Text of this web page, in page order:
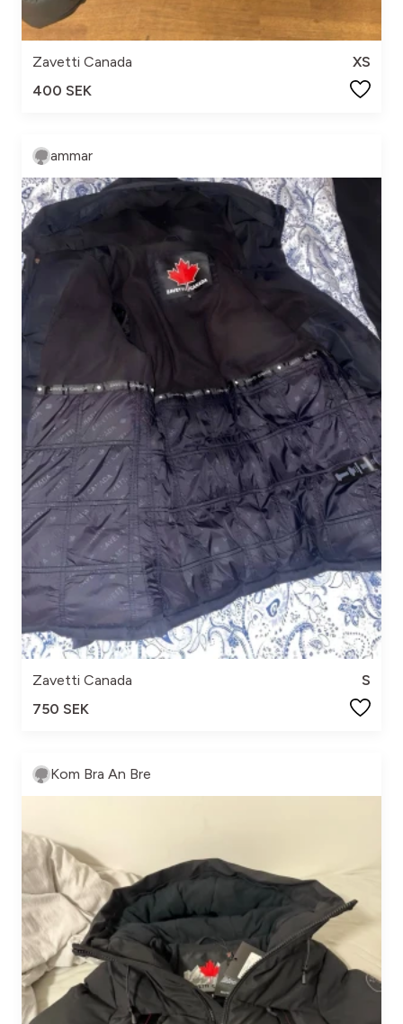
Zavetti Canada
XS
400 SEK
ammar
Zavetti Canada
S
750 SEK
Kom Bra An Bre